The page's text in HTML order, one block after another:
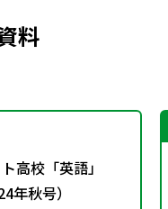
料
高校「英語」
年秋号）